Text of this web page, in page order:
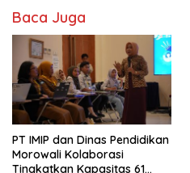
Baca Juga
PT IMIP dan Dinas Pendidikan
Morowali Kolaborasi
Tingkatkan Kapasitas 61